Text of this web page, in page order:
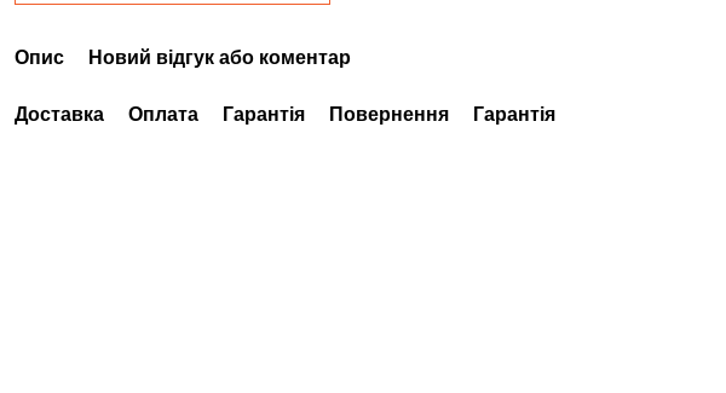
Опис Новий відгук або коментар
Доставка Оплата Гарантія Повернення Гарантія